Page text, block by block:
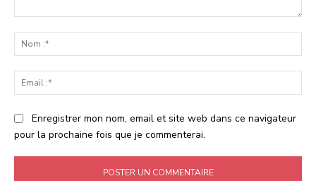
:*
:*
Enregistrer mon nom, email et site web dans ce navigateur
pour la prochaine fois que je commenterai.